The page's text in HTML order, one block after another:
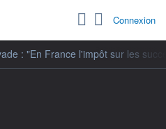
Connexion
: "En France l'impôt sur les